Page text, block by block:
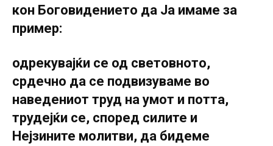
кон Боговидението да Ја имаме за
пример:
одрекувајќи се од световното,
срдечно да се подвизуваме во
наведениот труд на умот и потта,
трудејќи се, според силите и
Нејзините молитви, да бидеме